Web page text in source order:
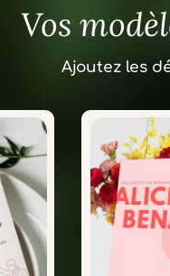
Vos
Ajoutez les